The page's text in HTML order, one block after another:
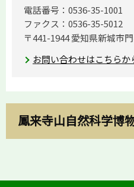
電話番号：0536-35-1001
ファクス：0536-35-5012
〒441-1944 愛知県新城市
お問い合わせはこちらか
鳳来寺山自然科学博